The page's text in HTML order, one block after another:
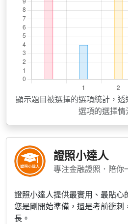
顯示題目被選擇的選項統計，
選項的選擇情
證照小達人
專注金融證照．陪你
證照小達人提供最實用、最貼心
您是剛開始準備，還是考前衝刺
長。